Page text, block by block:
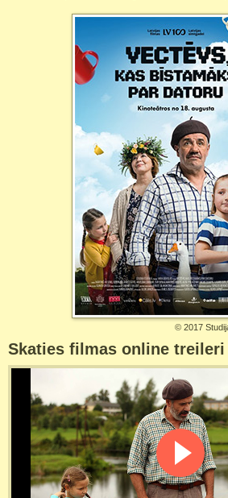
© 2017
Skaties filmas online treileri